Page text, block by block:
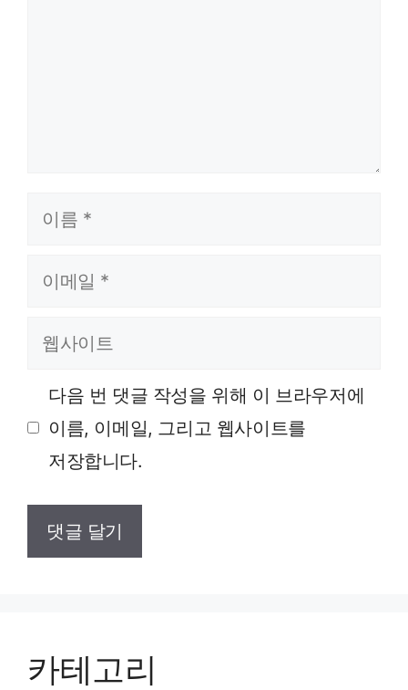
이름
이메일
웹사이트
다음 번 댓글 작성을 위해 이 브라우저에
이름, 이메일, 그리고 웹사이트를
저장합니다.
카테고리